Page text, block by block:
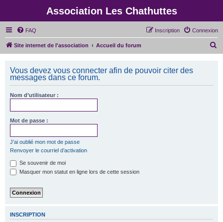
Association Les Chathuttes
FAQ Connexion
Inscription
Site internet de l'association Accueil du forum
Vous devez vous connecter afin de pouvoir citer des
messages dans ce forum.
Nom d’utilisateur :
Mot de passe :
J’ai oublié mon mot de passe
Renvoyer le courriel d’activation
Se souvenir de moi
Masquer mon statut en ligne lors de cette session
INSCRIPTION